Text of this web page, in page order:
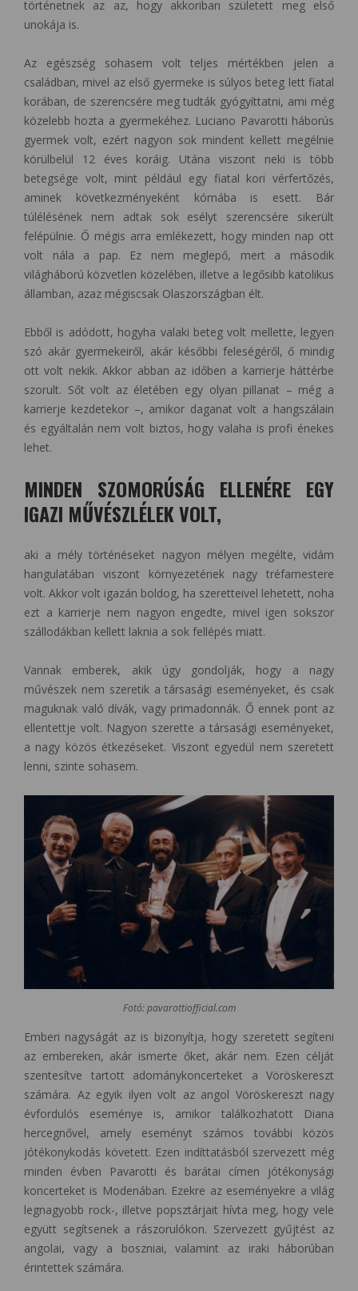
történetnek az az, hogy akkoriban született meg első
unokája is.
Az egészség sohasem volt teljes mértékben jelen a
családban, mivel az első gyermeke is súlyos beteg lett fiatal
korában, de szerencsére meg tudták gyógyíttatni, ami még
közelebb hozta a gyermekéhez. Luciano Pavarotti háborús
gyermek volt, ezért nagyon sok mindent kellett megélnie
körülbelül 12 éves koráig. Utána viszont neki is több
betegsége volt, mint például egy fiatal kori vérfertőzés,
aminek következményeként kómába is esett. Bár
túlélésének nem adtak sok esélyt szerencsére sikerült
felépülnie. Ő mégis arra emlékezett, hogy minden nap ott
volt nála a pap. Ez nem meglepő, mert a második
világháború közvetlen közelében, illetve a legősibb katolikus
államban, azaz mégiscsak Olaszországban élt.
Ebből is adódott, hogyha valaki beteg volt mellette, legyen
szó akár gyermekeiről, akár későbbi feleségéről, ő mindig
ott volt nekik. Akkor abban az időben a karrierje háttérbe
szorult. Sőt volt az életében egy olyan pillanat – még a
karrierje kezdetekor –, amikor daganat volt a hangszálain
és egyáltalán nem volt biztos, hogy valaha is profi énekes
lehet.
MINDEN SZOMORÚSÁG ELLENÉRE EGY
IGAZI MŰVÉSZLÉLEK VOLT,
aki a mély történéseket nagyon mélyen megélte, vidám
hangulatában viszont környezetének nagy tréfamestere
volt. Akkor volt igazán boldog, ha szeretteivel lehetett, noha
ezt a karrierje nem nagyon engedte, mivel igen sokszor
szállodákban kellett laknia a sok fellépés miatt.
Vannak emberek, akik úgy gondolják, hogy a nagy
művészek nem szeretik a társasági eseményeket, és csak
maguknak való dívák, vagy primadonnák. Ő ennek pont az
ellentettje volt. Nagyon szerette a társasági eseményeket,
a nagy közös étkezéseket. Viszont egyedül nem szeretett
lenni, szinte sohasem.
Fotó: pavarottiofficial.com
Emberi nagyságát az is bizonyítja, hogy szeretett segíteni
az embereken, akár ismerte őket, akár nem. Ezen célját
szentesítve tartott adománykoncerteket a Vöröskereszt
számára. Az egyik ilyen volt az angol Vöröskereszt nagy
évfordulós eseménye is, amikor találkozhatott Diana
hercegnővel, amely eseményt számos további közös
jótékonykodás követett. Ezen indíttatásból szervezett még
minden évben Pavarotti és barátai címen jótékonysági
koncerteket is Modenában. Ezekre az eseményekre a világ
legnagyobb rock-, illetve popsztárjait hívta meg, hogy vele
együtt segítsenek a rászorulókon. Szervezett gyűjtést az
angolai, vagy a boszniai, valamint az iraki háborúban
érintettek számára.